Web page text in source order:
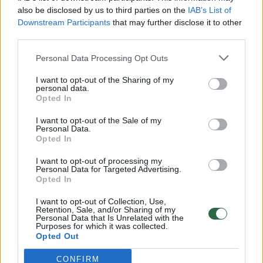
also be disclosed by us to third parties on the IAB’s List of
Downstream Participants that may further disclose it to other
Personal Data Processing Opt Outs
I want to opt-out of the Sharing of my
personal data.
Opted In
I want to opt-out of the Sale of my
Personal Data.
Opted In
I want to opt-out of processing my
Personal Data for Targeted Advertising.
Opted In
I want to opt-out of Collection, Use,
Retention, Sale, and/or Sharing of my
Personal Data that Is Unrelated with the
Purposes for which it was collected.
Opted Out
CONFIRM
Žinios | Lietuvos diena
00:00:57
Savaitės vidurys nusimato karštas: temperatūra kils iki
32 laipsnių šilumos
Žinios | Orai
00:00:59
Nufilmavo, kaip patvino Vilniaus Vakarinis aplinkkelis:
Žinios | Lietuvos diena
V. Zalužno pasisakymą laiko bandymu įsitvirtinti
Ukrainos politikoje: jis yra neteisus
Laidos